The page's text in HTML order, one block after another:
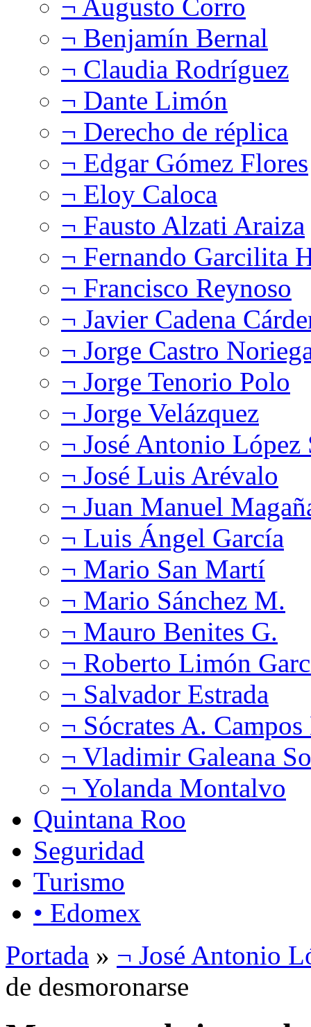
¬ Augusto Corro
¬ Benjamín Bernal
¬ Claudia Rodríguez
¬ Dante Limón
¬ Derecho de réplica
¬ Edgar Gómez Flores
¬ Eloy Caloca
¬ Fausto Alzati Araiza
¬ Fernando Garcilita
¬ Francisco Reynoso
¬ Javier Cadena
¬ Jorge Castro
¬ Jorge Tenorio Polo
¬ Jorge Velázquez
¬ José Antonio López
¬ José Luis Arévalo
¬ Juan Manuel
¬ Luis Ángel García
¬ Mario San Martí
¬ Mario Sánchez M.
¬ Mauro Benites G.
¬ Roberto Limón
¬ Salvador Estrada
¬ Sócrates A.
¬ Vladimir Galeana
¬ Yolanda Montalvo
Quintana Roo
Seguridad
Turismo
• Edomex
Portada » ¬ José Antonio
de desmoronarse